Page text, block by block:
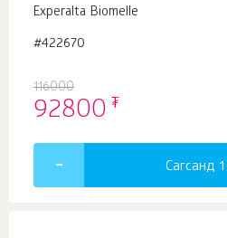
Experalta Biomelle
#422670
116000
92800 ₮
Сагсанд 1